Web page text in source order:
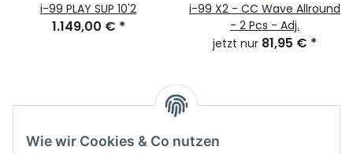
i-99 PLAY SUP 10'2
1.149,00 € *
i-99 X2 - CC Wave Allround
- 2 Pcs - Adj.
jetzt nur 81,95 € *
Wie wir Cookies & Co nutzen